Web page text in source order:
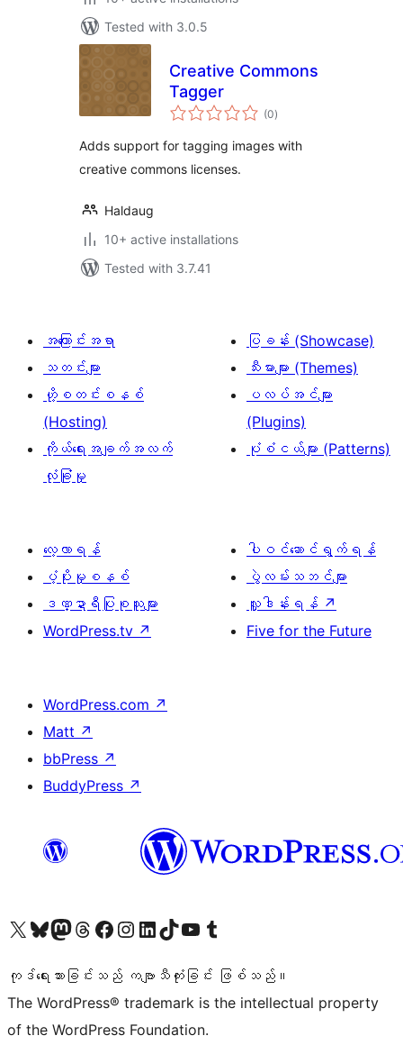
Tested with 3.0.5
Creative Commons
Tagger
(0total
ratings
)
Adds support for tagging images with
creative commons licenses.
Haldaug
10+ active installations
Tested with 3.7.41
အကြောင်းအရာ
သတင်းများ
ဟို့စတင်းစနစ်
(Hosting)
ကိုယ်ရေးအချက်အလက်
လုံခြုံမှု
ပြခန်း (Showcase)
သီးမားများ (Themes)
ပလပ်အင်များ
(Plugins)
ပုံစံငယ်များ (Patterns)
လေ့လာရန်
ပံ့ပိုးမှုစနစ်
ဒဏ္ဍာရီပြုစုသူများ
WordPress.tv ↗
ပါဝင်ဆောင်ရွက်ရန်
ပွဲလမ်းသဘင်များ
လှူဒါန်းရန် ↗
Five for the Future
WordPress.com ↗
Matt ↗
bbPress ↗
BuddyPress ↗
ကျွန်ုပ်တို့၏ X (ယခင် Twitter) အကောင့်သို့ သွားရောက်ကြည့်ရှုပါကျွန်ုပ်တို့၏ Bluesky အကောင့်သို့ ဝင်ရောက်ကြည့်ရှုရန်
ကျွန်ုပ်တို့၏ Mastodon အကောင့်သို့ သွားရောက်ကြည့်ရှုပါကျွန်ုပ်တို့၏ Threads အကောင့်သို့ ဝင်ရောက်ကြည့်ရှုရန်
ကျွန်ုပ်တို့၏ Facebook စာမျက်နှာသို့ သွားရောက်ကြည့်ရှုပါကျွန်ုပ်တို့၏ Instagram အကောင့်သို့ သွားရောက်ကြည့်ရှုပါ ကျွန်ုပ်တို့၏ LinkedIn အကောင့်သို့ သွားရောက်ကြည့်ရှုပါကျွန်ုပ်တို့၏ TikTok အကောင့်သို့ ဝင်ရောက်ကြည့်ရှုရန်
ကျွန်ုပ်တို့၏ YouTube ချန်နယ်သို့ သွားရောက်ကြည့်ရှုပါ ကျွန်ုပ်တို့၏ Tumblr အကောင့်သို့ ဝင်ရောက်ကြည့်ရှုရန်
ကုဒ်ရေးသားခြင်းသည် ကဗျာသီကုံးခြင်း ဖြစ်သည်။
The WordPress® trademark is the intellectual property
of the WordPress Foundation.